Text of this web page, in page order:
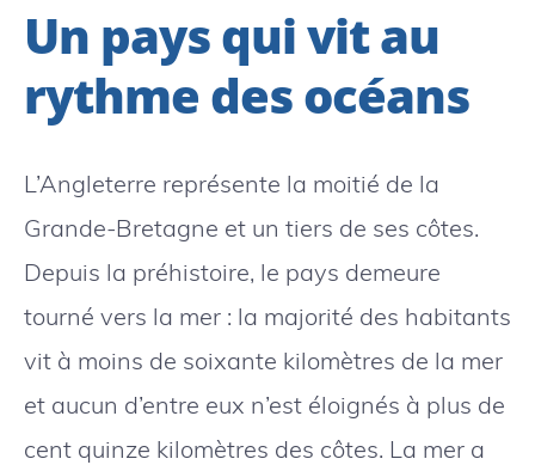
Un pays qui vit au
rythme des océans
L’Angleterre représente la moitié de la
Grande-Bretagne et un tiers de ses côtes.
Depuis la préhistoire, le pays demeure
tourné vers la mer : la majorité des habitants
vit à moins de soixante kilomètres de la mer
et aucun d’entre eux n’est éloignés à plus de
cent quinze kilomètres des côtes. La mer a